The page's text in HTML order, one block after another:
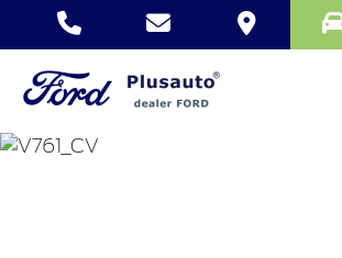
TRANSIT
CONNECT